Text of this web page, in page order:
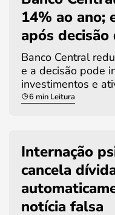
14% ao ano;
após decisão
Banco Central
e a decisão pode
investimentos e
6 min Leitura
Internação
cancela
notícia falsa